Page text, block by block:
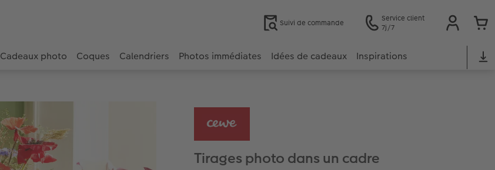
Suivi de commande
Service client
7j/7
Cadeaux photo Coques Calendriers Photos immédiates Idées de cadeaux Inspirations
Tirages photo dans un cadre